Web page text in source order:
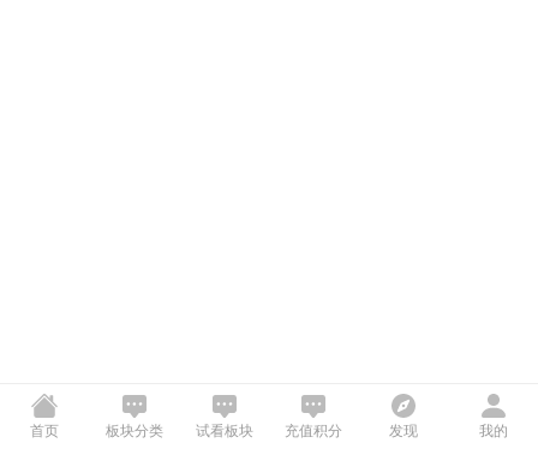
首页 板块分类 试看板块 充值积分 发现 我的